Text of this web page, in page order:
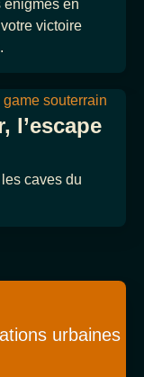
énigmes en
victoire
l’escape
caves du
urbaines